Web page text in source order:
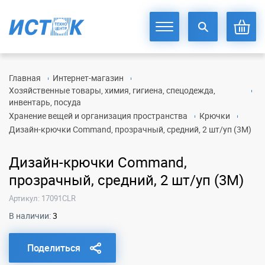
Главная
Интернет-магазин
Хозяйственные товары, химия, гигиена, спецодежда,
инвентарь, посуда
Хранение вещей и организация пространства
Крючки
Дизайн-крючки Command, прозрачный, средний, 2 шт/уп (3M)
Дизайн-крючки Command,
прозрачный, средний, 2 шт/уп (3M)
Артикул: 17091CLR
В наличии:3
Поделиться